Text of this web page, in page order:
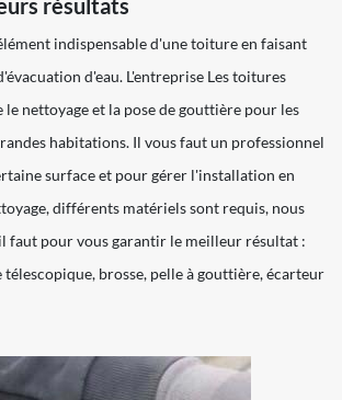
indispensable d'une toiture en faisant
d'eau. L'entreprise Les toitures
le nettoyage et la pose de gouttière pour les
habitations. Il vous faut un professionnel
surface et pour gérer l'installation en
différents matériels sont requis, nous
faut pour vous garantir le meilleur résultat :
télescopique, brosse, pelle à gouttière, écarteur